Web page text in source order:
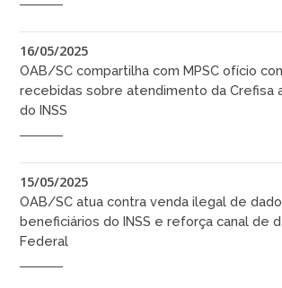
16/05/2025
OAB/SC compartilha com MPSC ofício
recebidas sobre atendimento da Crefisa
do INSS
15/05/2025
OAB/SC atua contra venda ilegal de
beneficiários do INSS e reforça canal de
Federal